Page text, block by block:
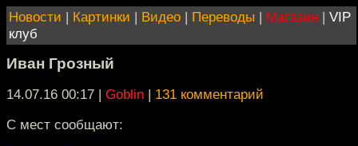
Новости | Картинки | Видео | Переводы | Магазин | VIP
клуб
Иван Грозный
14.07.16 00:17 | Goblin | 131 комментарий
С мест сообщают: